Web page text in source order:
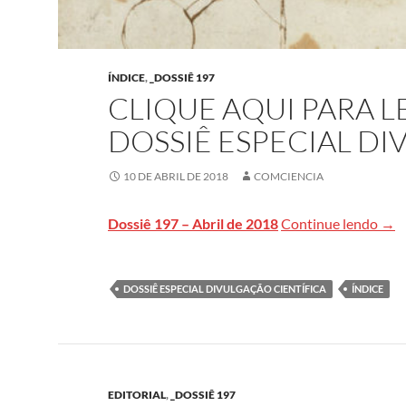
ÍNDICE, _DOSSIÊ 197
CLIQUE AQUI PARA
DOSSIÊ ESPECIAL
10 DE ABRIL DE 2018 COMCIENCIA
Dossiê 197 – Abril de 2018Continue lendo →
DOSSIÊ ESPECIAL DIVULGAÇÃO CIENTÍFICA ÍNDICE
EDITORIAL, _DOSSIÊ 197